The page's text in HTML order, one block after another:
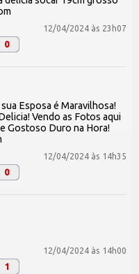
12/04/2024 às 23h07
0
Esposa é Maravilhosa!
Vendo as Fotos aqui
Gostoso Duro na Hora!
12/04/2024 às 14h35
0
12/04/2024 às 14h00
1